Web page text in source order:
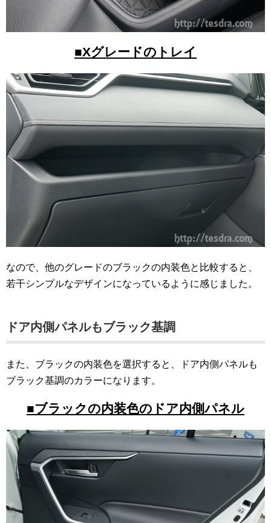
■Xグレードのトレイ
なので、他のグレードのブラックの内装色と比較すると、
若干シンプルなデザインになっているように感じました。
ドア内側パネルもブラック基調
また、ブラックの内装色を選択すると、ドア内側パネルも
ブラック基調のカラーになります。
■ブラックの内装色のドア内側パネル